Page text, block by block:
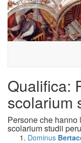
Qualifica:
scolarium
Persone che
scolarium studii
Dominus